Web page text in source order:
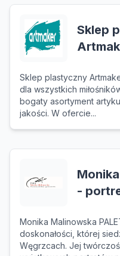
Sklep
Sklep plastyczny
dla wszystkich
bogaty asortyment
jakości. W ofercie...
-
Monika Malinowska
doskonałości, której
Węgrzcach. Jej